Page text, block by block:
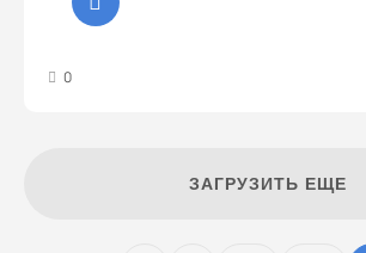
0
ЗАГРУЗИТЬ ЕЩЕ